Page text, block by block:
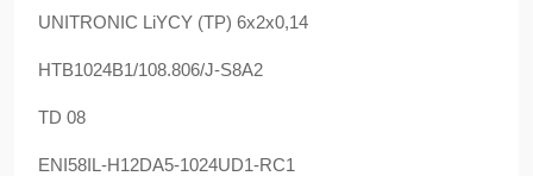
UNITRONIC LiYCY (TP) 6x2x0,14
HTB1024B1/108.806/J-S8A2
TD 08
ENI58IL-H12DA5-1024UD1-RC1